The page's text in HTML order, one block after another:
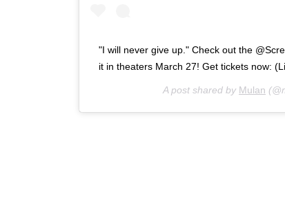
"I will never give up." Check out the
it in theaters March 27! Get tickets now:
A post shared by Mulan